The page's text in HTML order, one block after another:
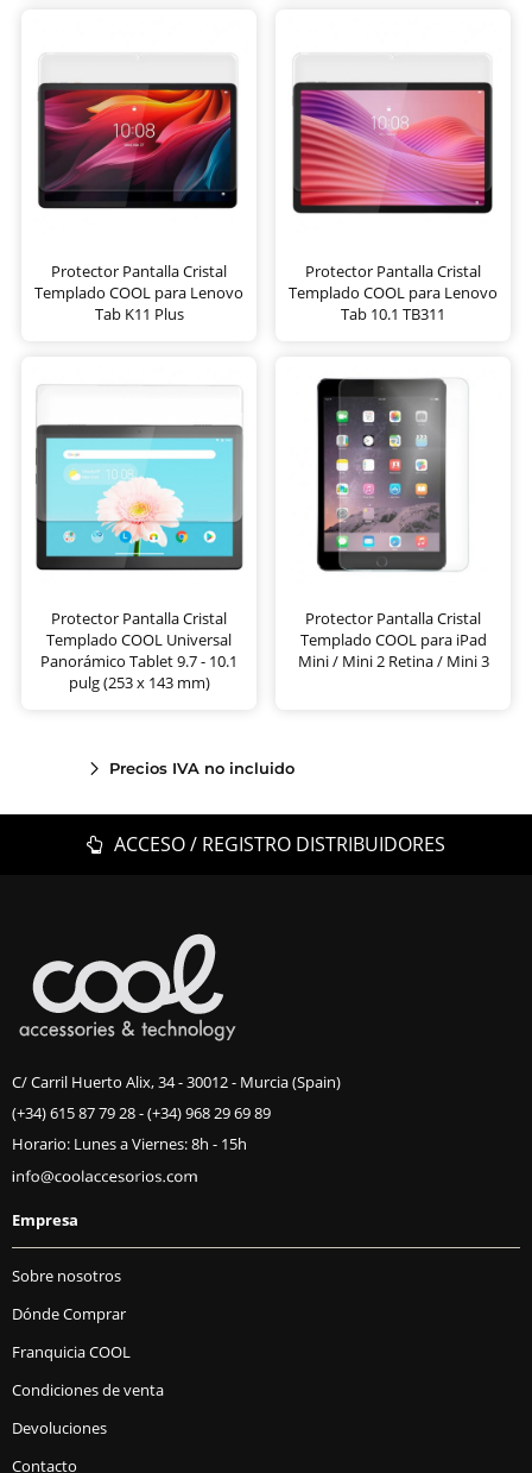
Protector Pantalla Cristal
Templado COOL para Lenovo
Tab K11 Plus
Protector Pantalla Cristal
Templado COOL para Lenovo
Tab 10.1 TB311
Protector Pantalla Cristal
Templado COOL Universal
Panorámico Tablet 9.7 - 10.1
pulg (253 x 143 mm)
Protector Pantalla Cristal
Templado COOL para iPad
Mini / Mini 2 Retina / Mini 3
Precios IVA no incluido
ACCESO / REGISTRO DISTRIBUIDORES
C/ Carril Huerto Alix, 34 - 30012 - Murcia (Spain)
(+34) 615 87 79 28-(+34) 968 29 69 89
Horario: Lunes a Viernes: 8h - 15h
Empresa
Sobre nosotros
Dónde Comprar
Franquicia COOL
Condiciones de venta
Devoluciones
Contacto